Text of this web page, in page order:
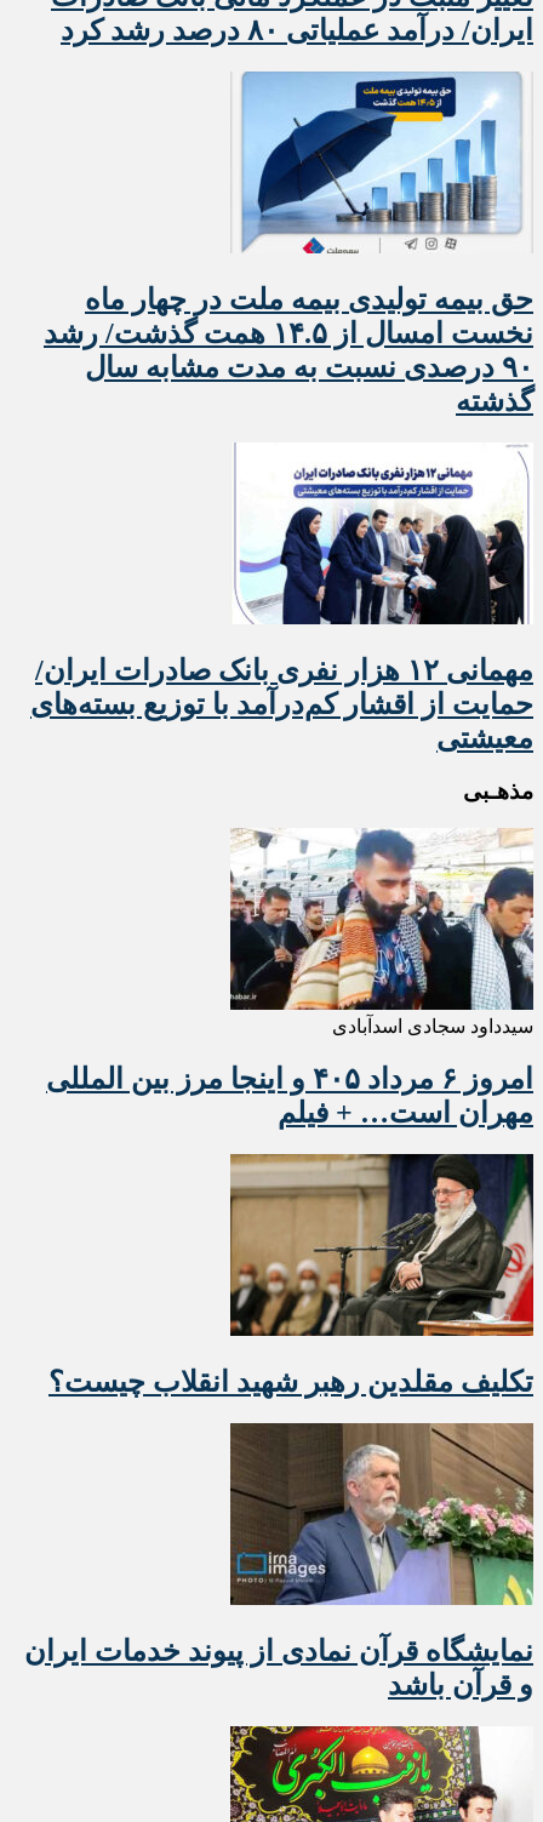
ایران/ درآمد عملیاتی ۸۰ درصد رشد کرد
حق بیمه تولیدی بیمه ملت در چهار ماه
نخست امسال از ۱۴.۵ همت گذشت/ رشد
۹۰ درصدی نسبت به مدت مشابه سال
گذشته
مهمانی ۱۲ هزار نفری بانک صادرات ایران/
حمایت از اقشار کم‌درآمد با توزیع بسته‌های
معیشتی
مذهـبی
سیدداود سجادی اسدآبادی
امروز ۶ مرداد ۴۰۵ و اینجا مرز بین المللی
مهران است… + فیلم
تکلیف مقلدین رهبر شهید انقلاب چیست؟
نمایشگاه قرآن نمادی از پیوند خدمات ایران
و قرآن باشد